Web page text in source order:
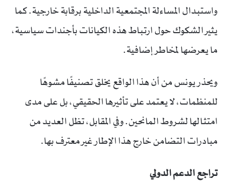
واستبدال المساءلة المجتمعية الداخلية برقابة خارجية. كما
يثير الشكوك حول ارتباط هذه الكيانات بأجندات سياسية،
ما يعرضها لمخاطر إضافية.
ويحذر يونس من أن هذا الواقع يخلق تصنيفًا مشوهًا
للمنظمات، لا يعتمد على تأثيرها الحقيقي، بل على مدى
امتثالها لشروط المانحين. وفي المقابل، تظل العديد من
مبادرات التضامن خارج هذا الإطار غير معترف بها.
تراجع الدعم الدولي